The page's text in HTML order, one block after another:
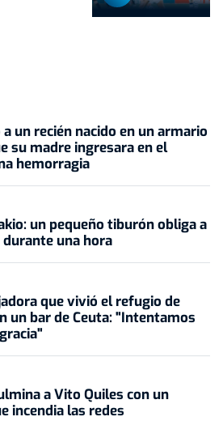
un recién nacido en un armario
su madre ingresara en el
hemorragia
un pequeño tiburón obliga a
una hora
que vivió el refugio de
un bar de Ceuta: "Intentamos
a Vito Quiles con un
incendia las redes